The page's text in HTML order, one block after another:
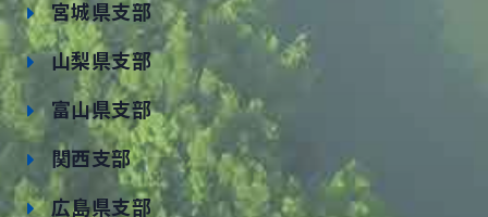
宮城県支部
山梨県支部
富山県支部
関西支部
広島県支部